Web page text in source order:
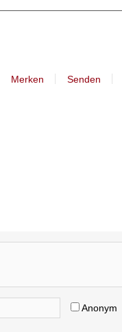
Merken Senden
Anonym